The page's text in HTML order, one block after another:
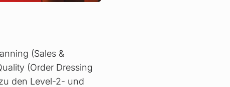
(Sales &
(Order Dressing
den Level-2- und